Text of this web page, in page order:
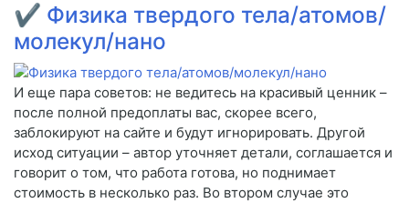
✔ Физика твердого тела/атомов/
молекул/нано
И еще пара советов: не ведитесь на красивый ценник –
после полной предоплаты вас, скорее всего,
заблокируют на сайте и будут игнорировать. Другой
исход ситуации – автор уточняет детали, соглашается и
говорит о том, что работа готова, но поднимает
стоимость в несколько раз. Во втором случае это